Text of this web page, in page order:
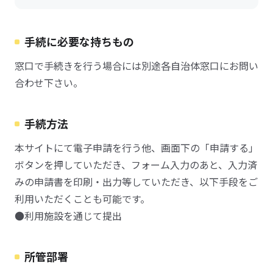
手続に必要な持ちもの
窓口で手続きを行う場合には別途各自治体窓口にお問い
合わせ下さい。
手続方法
本サイトにて電子申請を行う他、画面下の「申請する」
ボタンを押していただき、フォーム入力のあと、入力済
みの申請書を印刷・出力等していただき、以下手段をご
利用いただくことも可能です。
●利用施設を通じて提出
所管部署